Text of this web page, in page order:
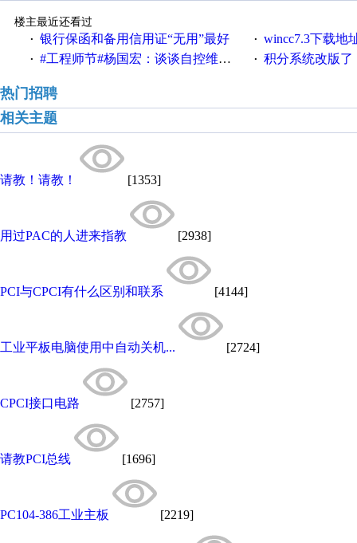
楼主最近还看过
· 银行保函和备用信用证“无用”最好 · wincc7.3下载地址
· #工程师节#杨国宏：谈谈自控维修工程师那些事儿 · 积分系统改版了，重说
热门招聘
相关主题
请教！请教！ [1353]
用过PAC的人进来指教 [2938]
PCI与CPCI有什么区别和联系 [4144]
工业平板电脑使用中自动关机... [2724]
CPCI接口电路 [2757]
请教PCI总线 [1696]
PC104-386工业主板 [2219]